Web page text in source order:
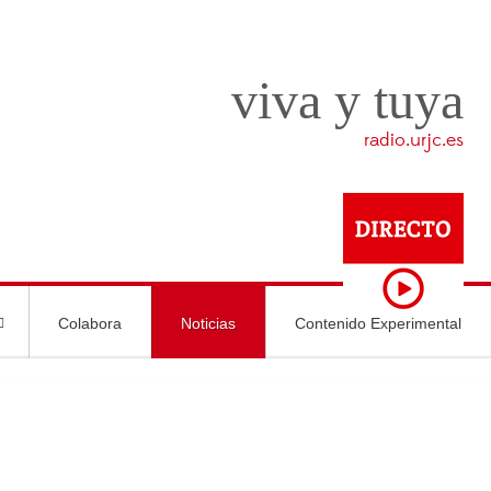
viva y tuya
radio.urjc.es
Colabora Noticias Contenido Experimental